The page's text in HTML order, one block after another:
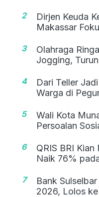
2
Dirjen Keuda
Makassar
3
Olahraga
Jogging,
4
Dari Teller
Warga di
5
Wali Kota
Persoalan
6
QRIS BRI
Naik 76%
7
Bank
2026, Lolos